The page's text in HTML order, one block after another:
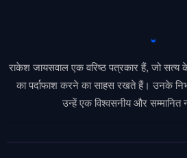
राकेश जायसवाल एक वरिष्ठ पत्रकार हैं, जो
का पर्दाफाश करने का साहस रखते हैं। उनके
उन्हें एक विश्वसनीय और सम्मानित